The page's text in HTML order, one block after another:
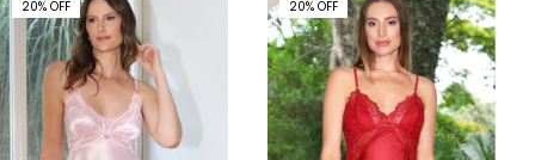
20% OFF 20% OFF